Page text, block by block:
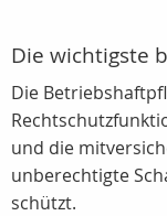
Die wichtigste
Die
und die
unberechtigte
schützt.